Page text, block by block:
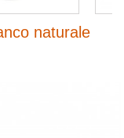
naturale